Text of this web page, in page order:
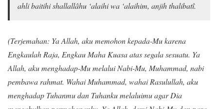
ahli baitihi shallallâhu ‘alaihi wa ‘alaihim, anjih thalibatî.
(Terjemahan: Ya Allah, aku memohon kepada-Mu karena
Engkaulah Raja, Engkau Maha Kuasa atas segala sesuatu. Ya
Allah, aku menghadap-Mu melalui Nabi-Mu, Muhammad, nabi
pembawa rahmat. Wahai Muhammad, wahai Rasulullah, aku
menghadap Tuhanmu dan Tuhanku melaluimu agar Dia